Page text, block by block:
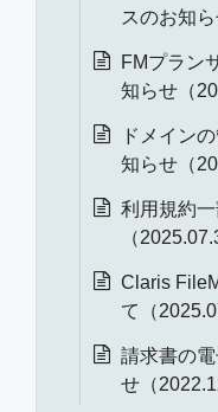
スのお知
FMプラン
知らせ（
ドメイン
知らせ（
利用規約
（
Claris
て（
請求書の
せ（